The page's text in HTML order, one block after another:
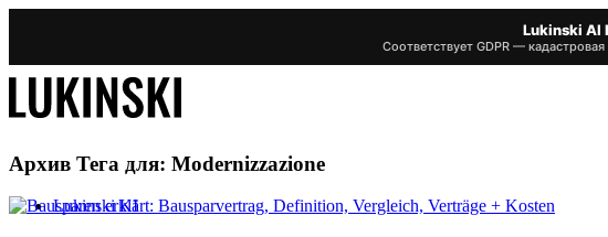
Lukinski AI
Соответствует GDPR —
Lukinski KI
Архив Тега для: Modernizzazione